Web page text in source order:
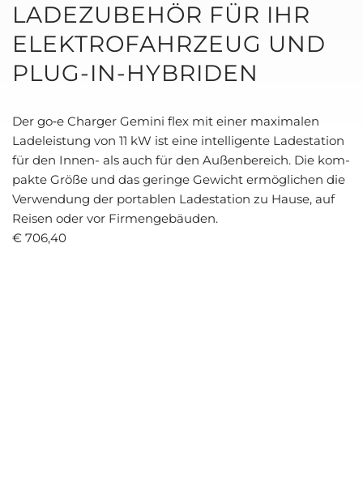
LADE­ZU­BE­HÖR FÜR IHR
ELEK­TRO­FAHR­ZEUG UND
PLUG-IN-HYBRI­DEN
Der go‑e Char­ger Gemi­ni flex mit einer maxi­ma­len
Lade­leis­tung von 11 kW ist eine intel­li­gen­te Lade­sta­ti­on
für den Innen- als auch für den Außen­be­reich. Die kom­
pak­te Grö­ße und das gerin­ge Gewicht ermög­li­chen die
Ver­wen­dung der por­ta­blen Lade­sta­ti­on zu Hau­se, auf
Rei­sen oder vor Fir­men­ge­bäu­den.
€ 706,40